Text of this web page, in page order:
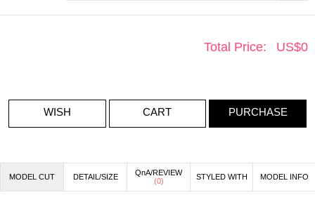
Total Price: US$0
WISH CART PURCHASE
MODEL CUT DETAIL/SIZE
QnA/REVIEW
(0) STYLED WITH MODEL INFO